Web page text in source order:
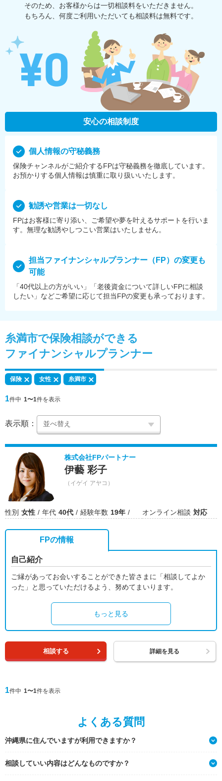
そのため、お客様からは一切相談料をいただきません。
もちろん、何度ご利⽤いただいても相談料は無料です。
安心の相談制度
個⼈情報の守秘義務
保険チャンネルがご紹介するFPは守秘義務を徹底しています。
お預かりする個⼈情報は慎重に取り扱いいたします。
勧誘や営業は⼀切なし
FPはお客様に寄り添い、ご希望や夢を叶えるサポートを⾏いま
す。無理な勧誘やしつこい営業はいたしません。
担当ファイナンシャルプランナー（FP）の変更も
可能
「40代以上の方がいい」「老後資金について詳しいFPに相談
したい」などご希望に応じて担当FPの変更も承っております。
糸満市で保険相談ができる
ファイナンシャルプランナー
保険 女性 糸満市
1件中 1〜1件を表示
表示順：
株式会社FPパートナー
伊藝 彩子
（イゲイ アヤコ）
性別 女性 年代 40代 経験年数 19年 オンライン相談 対応
FPの情報
自己紹介
ご縁があってお会いすることができた皆さまに「相談してよか
った」と思っていただけるよう、努めてまいります。
もっと見る
相談する 詳細を見る
1件中 1〜1件を表示
よくある質問
沖縄県に住んでいますが利用できますか？
相談していい内容はどんなものですか？